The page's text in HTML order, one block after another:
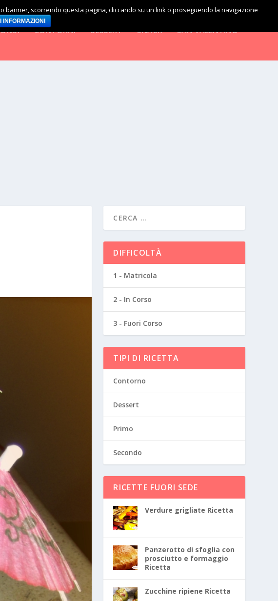
CONTORNI DESSERT SNACK SAN VALENTINO
DIFFICOLTÀ
1 - Matricola
2 - In Corso
3 - Fuori Corso
TIPI DI RICETTA
Contorno
Dessert
Primo
Secondo
RICETTE FUORI SEDE
Verdure grigliate Ricetta
Panzerotto di sfoglia con
prosciutto e formaggio
Ricetta
Zucchine ripiene Ricetta
scorrendo questa pagina, cliccando su un link o proseguendo la navigazione
INFORMAZIONI